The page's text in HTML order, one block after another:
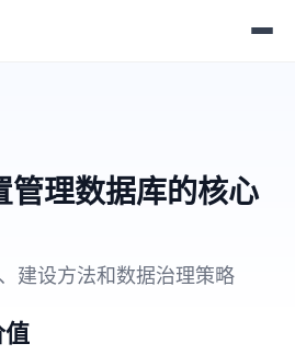
管理数据库的核心
建设方法和数据治理策略